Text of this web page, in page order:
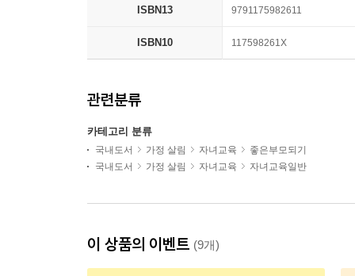
ISBN13 9791175982611
ISBN10 117598261X
관련분류
카테고리 분류
국내도서 가정 살림 자녀교육
좋은부모되기
국내도서
가정 살림 자녀교육 자녀교육일반
이 상품의 이벤트 (9개)